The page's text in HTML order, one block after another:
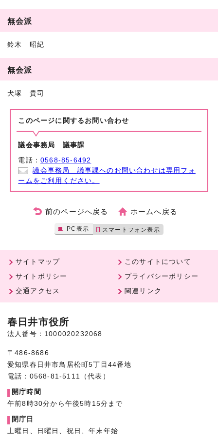
無会派
鈴木 昭紀
無会派
犬塚 貴司
このページに関する お問い合わせ
議会事務局 議事課
電話：0568-85-6492
議会事務局 議事課へのお問い合わせは専用フォ
ームをご利用ください。
前のページへ戻る ホームへ戻る
PC表示 スマートフォン表示
サイトマップ
このサイトについて
サイトポリシー
プライバシーポリシー
交通アクセス
関連リンク
春日井市役所
法人番号：1000020232068
〒486-8686
愛知県春日井市鳥居松町5丁目44番地
電話：0568-81-5111（代表）
開庁時間
午前8時30分から午後5時15分まで
閉庁日
土曜日、日曜日、祝日、年末年始